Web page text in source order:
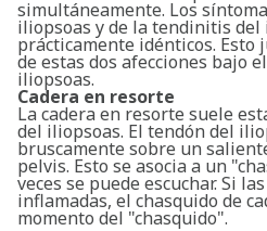
simultáneamente. Los
iliopsoas y de la tendinitis del
prácticamente idénticos. Esto
de estas dos afecciones bajo
iliopsoas.
Cadera en resorte
La cadera en resorte suele
del iliopsoas. El tendón del
bruscamente sobre un
pelvis. Esto se asocia a un
veces se puede escuchar. Si
inflamadas, el chasquido de
momento del "chasquido".